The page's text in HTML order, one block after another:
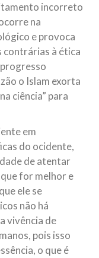
incorreto
na
e provoca
contrárias à ética
o Islam exorta
ciência” para
em
do ocidente,
de atentar
for melhor e
ele se
não há
vivência de
pois isso
o que é